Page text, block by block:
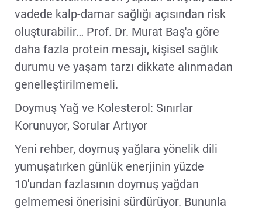
vadede kalp-damar sağlığı açısından risk
oluşturabilir… Prof. Dr. Murat Baş'a göre
daha fazla protein mesajı, kişisel sağlık
durumu ve yaşam tarzı dikkate alınmadan
genelleştirilmemeli.
Doymuş Yağ ve Kolesterol: Sınırlar
Korunuyor, Sorular Artıyor
Yeni rehber, doymuş yağlara yönelik dili
yumuşatırken günlük enerjinin yüzde
10'undan fazlasının doymuş yağdan
gelmemesi önerisini sürdürüyor. Bununla